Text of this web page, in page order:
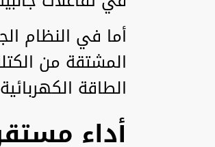
أما في النظام
المشتقة من
الطاقة
أداء